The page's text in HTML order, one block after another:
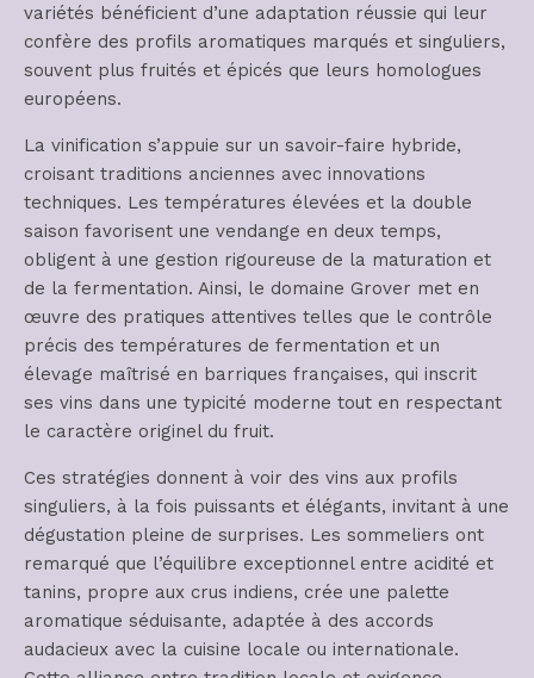
variétés bénéficient d’une adaptation réussie qui leur
confère des profils aromatiques marqués et singuliers,
souvent plus fruités et épicés que leurs homologues
européens.
La vinification s’appuie sur un savoir-faire hybride,
croisant traditions anciennes avec innovations
techniques. Les températures élevées et la double
saison favorisent une vendange en deux temps,
obligent à une gestion rigoureuse de la maturation et
de la fermentation. Ainsi, le domaine Grover met en
œuvre des pratiques attentives telles que le contrôle
précis des températures de fermentation et un
élevage maîtrisé en barriques françaises, qui inscrit
ses vins dans une typicité moderne tout en respectant
le caractère originel du fruit.
Ces stratégies donnent à voir des vins aux profils
singuliers, à la fois puissants et élégants, invitant à une
dégustation pleine de surprises. Les sommeliers ont
remarqué que l’équilibre exceptionnel entre acidité et
tanins, propre aux crus indiens, crée une palette
aromatique séduisante, adaptée à des accords
audacieux avec la cuisine locale ou internationale.